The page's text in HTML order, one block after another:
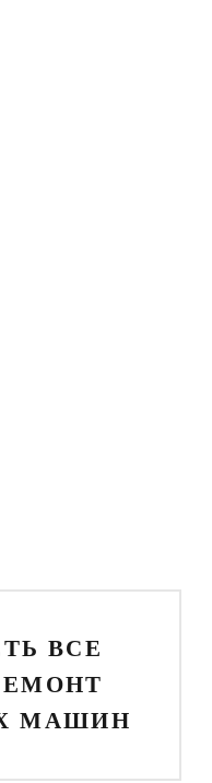
ВСЕ
МАШИН